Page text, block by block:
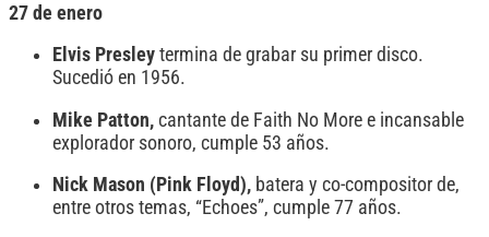
27 de enero
Elvis Presley termina de grabar su primer disco.
Sucedió en 1956.
Mike Patton, cantante de Faith No More e incansable
explorador sonoro, cumple 53 años.
Nick Mason (Pink Floyd), batera y co-compositor de,
entre otros temas, “Echoes”, cumple 77 años.